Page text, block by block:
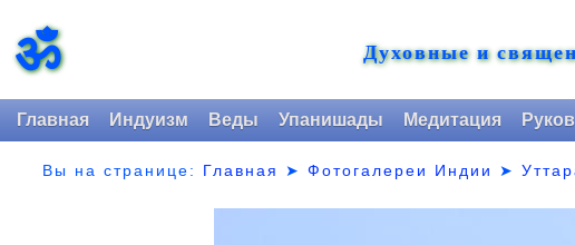
ॐ Духовные и
Главная Индуизм Веды Упанишады Медитация
Вы на странице: Главная ➤Фотогалереи Индии ➤